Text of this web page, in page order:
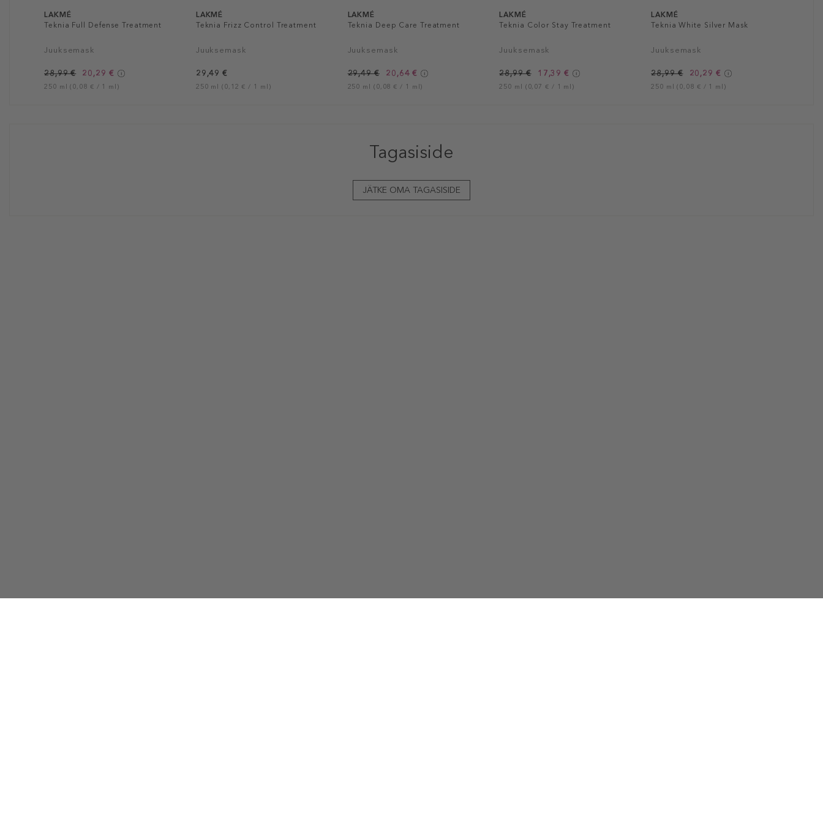
LAKMÉ
Teknia Full Defense Treatment
Juuksemask
28,99 € 20,29 €
250 ml (0,08 € / 1 ml)
LAKMÉ
Teknia Frizz Control Treatment
Juuksemask
29,49 €
250 ml (0,12 € / 1 ml)
LAKMÉ
Teknia Deep Care Treatment
Juuksemask
29,49 € 20,64 €
250 ml (0,08 € / 1 ml)
LAKMÉ
Teknia Color Stay Treatment
Juuksemask
28,99 € 17,39 €
250 ml (0,07 € / 1 ml)
LAKMÉ
Teknia White Silver Mask
Juuksemask
28,99 € 20,29 €
250 ml (0,08 € / 1 ml)
Tagasiside
JÄTKE OMA TAGASISIDE